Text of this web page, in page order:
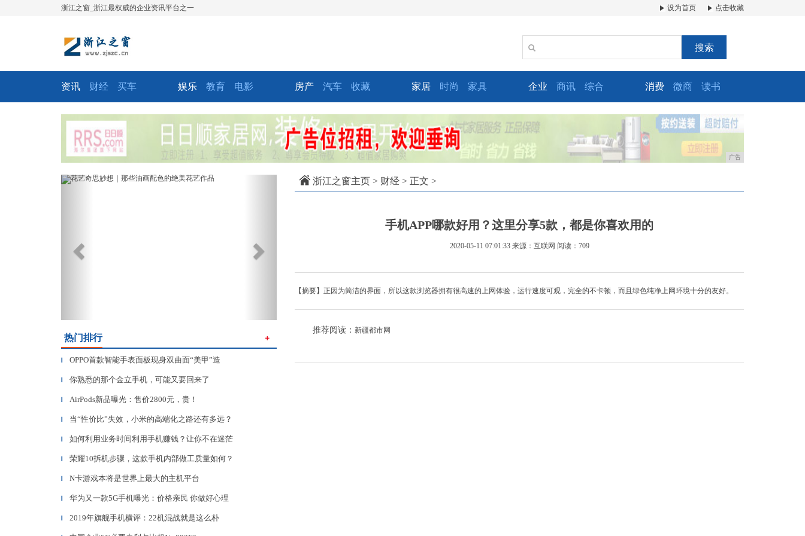
浙江之窗_浙江最权威的企业资讯平台之一 设为首页 点击收藏
搜索
资讯 财经 买车 娱乐 教育 电影 房产 汽车 收藏 家居 时尚 家具 企业 商讯 综合 消费 微商 读书
广告
Previous
热门排行 ＋
▎ OPPO首款智能手表面板现身双曲面“美甲”造
▎ 你熟悉的那个金立手机，可能又要回来了
▎ AirPods新品曝光：售价2800元，贵！
▎ 当“性价比”失效，小米的高端化之路还有多远？
▎ 如何利用业务时间利用手机赚钱？让你不在迷茫
▎ 荣耀10拆机步骤，这款手机内部做工质量如何？
▎ N卡游戏本将是世界上最大的主机平台
▎ 华为又一款5G手机曝光：价格亲民 你做好心理
▎ 2019年旗舰手机横评：22机混战就是这么朴
浙江之窗主页 > 财经 > 正文 >
手机APP哪款好用？这里分享5款，都是你喜欢用的
2020-05-11 07:01:33 来源：互联网 阅读：709
【摘要】正因为简洁的界面，所以这款浏览器拥有很高速的上网体验，运行速度可观，完全的不卡顿，而且绿色纯净上网环境十分的友好。
推荐阅读： 新疆都市网